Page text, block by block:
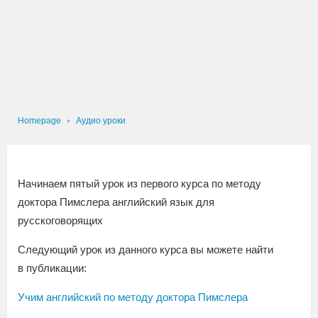
Homepage Аудио уроки
Начинаем пятый урок из первого курса по методу
доктора Пимслера английский язык для
русскоговорящих
Следующий урок из данного курса вы можете найти
в публикации:
Учим английский по методу доктора Пимслера